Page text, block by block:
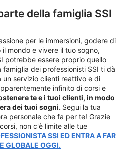
della famiglia SSI
per le immersioni, godere di
mondo e vivere il tuo sogno,
potrebbe essere proprio quello
dei professionisti SSI ti dà
un servizio clienti reattivo e di
infinito di corsi e
te e i tuoi clienti, in modo
dei tuoi sogni. Segui la tua
personale che fa per te! Grazie
non c'è limite alle tue
SSI ED ENTRA A FAR
GLOBALE OGGI.